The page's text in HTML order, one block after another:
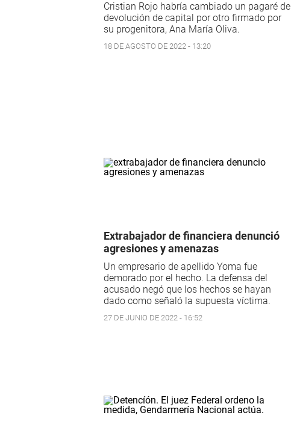
Cristian Rojo habría cambiado un pagaré de
devolución de capital por otro firmado por
su progenitora, Ana María Oliva.
18 DE AGOSTO DE 2022 - 13:20
Extrabajador de financiera denunció
agresiones y amenazas
Un empresario de apellido Yoma fue
demorado por el hecho. La defensa del
acusado negó que los hechos se hayan
dado como señaló la supuesta víctima.
27 DE JUNIO DE 2022 - 16:52